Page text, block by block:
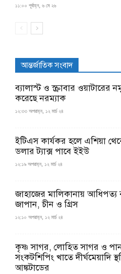
১১:০০ পূর্বাহ্ন, ৬ মে ২৬
আন্তর্জাতিক সংবাদ
ব্যালাস্ট ও স্ক্রাবার ওয়াটারের
করেছে নরম্যাক
১২:৩৩ অপরাহ্ন, ১২ মার্চ ২৪
ইটিএস কার্যকর হলে এশিয়া
ডলার ট্যাক্স পাবে ইইউ
১২:১৯ অপরাহ্ন, ১২ মার্চ ২৪
জাহাজের মালিকানায় আধিপত্য
জাপান, চীন ও গ্রিস
১২:১০ অপরাহ্ন, ১২ মার্চ ২৪
কৃষ্ণ সাগর, লোহিত সাগর ও
সংকটশিপিং খাতে দীর্ঘমেয়াদি
আঙ্কটাডের